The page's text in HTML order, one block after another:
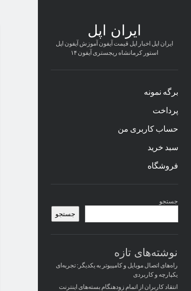
ایران اپل
ایران اپل اخبار اپل قیمت آیفون آموزش آیفون اپل
استور کرمانشاه ریجستری آیفون ۱۴
برگه نمونه
پرداخت
حساب کاربری من
سبد خرید
فروشگاه
کناری
جستجو
جستجو
نوشته‌های تازه
راه‌های اتصال موبایل و کامپیوتر به یکدیگر: تجربه‌ای
یکپارچه و کاربردی
انتقاد کاربران از اتمام زودهنگام بسته‌های اینترنت